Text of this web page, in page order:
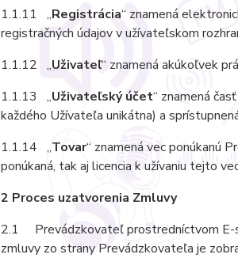
1.1.11 „Registrácia“ znamená
registračných údajov v užívateľskom
1.1.12 „Uživateľ“ znamená akúkoľvek
1.1.13 „Uživateľský účet“ znamená
každého Užívateľa unikátna) a
1.1.14 „Tovar“ znamená vec ponúkanú
ponúkaná, tak aj licencia k užívaniu tejto
2 Proces uzatvorenia Zmluvy
2.1 Prevádzkovateľ prostredníctvom E-
zmluvy zo strany Prevádzkovateľa je